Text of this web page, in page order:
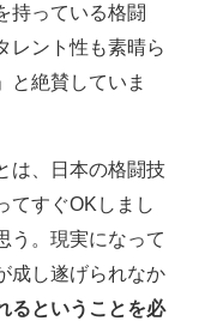
持っている格闘
レント性も素晴ら
と絶賛していま
は、日本の格闘技
てすぐOKしまし
う。現実になって
成し遂げられなか
るということを必